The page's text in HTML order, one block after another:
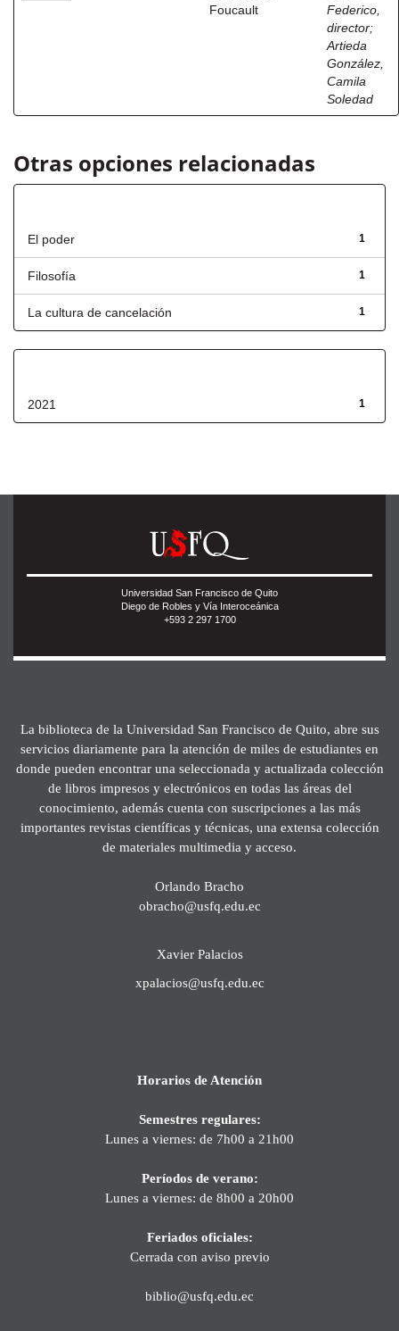
Foucault
Federico,
director;
Artieda
González,
Camila
Soledad
Otras opciones relacionadas
1
El poder
1
Filosofía
1
La cultura de cancelación
1
2021
Universidad San Francisco de Quito
Diego de Robles y Vía Interoceánica
+593 2 297 1700
La biblioteca de la Universidad San Francisco de Quito, abre sus
servicios diariamente para la atención de miles de estudiantes en
donde pueden encontrar una seleccionada y actualizada colección
de libros impresos y electrónicos en todas las áreas del
conocimiento, además cuenta con suscripciones a las más
importantes revistas científicas y técnicas, una extensa colección
de materiales multimedia y acceso.
Orlando Bracho
obracho@usfq.edu.ec
Xavier Palacios
xpalacios@usfq.edu.ec
Horarios de Atención
Semestres regulares:
Lunes a viernes: de 7h00 a 21h00
Períodos de verano:
Lunes a viernes: de 8h00 a 20h00
Feriados oficiales:
Cerrada con aviso previo
biblio@usfq.edu.ec